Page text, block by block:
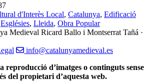
d'Interès Local, Catalunya, Edificació
Esglésies, Lleida, Obra Popular
Medieval Ricard Ballo i Montserrat Tañá ·
info@catalunyamedieval.es
reproducció d’imatges o continguts sense
del propietari d’aquesta web.